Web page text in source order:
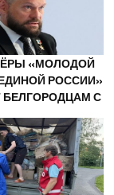
«МОЛОДОЙ
РОССИИ»
С